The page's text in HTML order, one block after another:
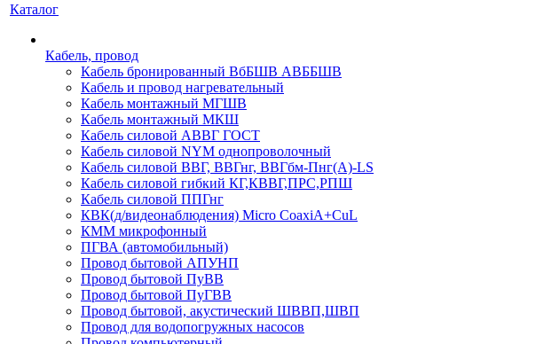
Каталог
Кабель, провод
Кабель бронированный ВбБШВ АВББШВ
Кабель и провод нагревательный
Кабель монтажный МГШВ
Кабель монтажный МКШ
Кабель силовой АВВГ ГОСТ
Кабель силовой NYM однопроволочный
Кабель силовой ВВГ, ВВГнг, ВВГбм-Пнг(А)-LS
Кабель силовой гибкий КГ,КВВГ,ПРС,РПШ
Кабель силовой ППГнг
КВК(д/видеонаблюдения) Micro CoaxiA+CuL
КММ микрофонный
ПГВА (автомобильный)
Провод бытовой АПУНП
Провод бытовой ПуВВ
Провод бытовой ПуГВВ
Провод бытовой, акустический ШВВП,ШВП
Провод для водопогружных насосов